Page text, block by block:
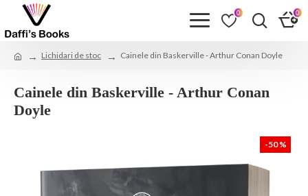
0 0
Lichidari de stoc Cainele din Baskerville - Arthur Conan Doyle
Cainele din Baskerville - Arthur Conan
Doyle
-50 %